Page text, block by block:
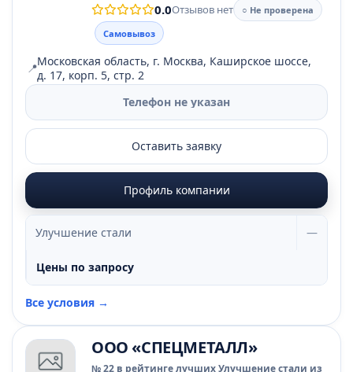
0.0Отзывов нет
○ Не проверена
Самовывоз
📍Московская область, г. Москва, Каширское шоссе,
д. 17, корп. 5, стр. 2
Телефон не указан
Оставить заявку
Профиль компании
Улучшение стали —
Цены по запросу
Все условия →
ООО «СПЕЦМЕТАЛЛ»
№ 22 в рейтинге лучших Улучшение стали из